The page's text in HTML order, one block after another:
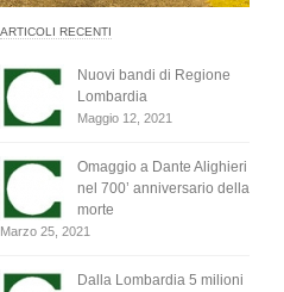
ARTICOLI RECENTI
Nuovi bandi di Regione
Lombardia
Maggio 12, 2021
Omaggio a Dante Alighieri
nel 700’ anniversario della
morte
Marzo 25, 2021
Dalla Lombardia 5 milioni